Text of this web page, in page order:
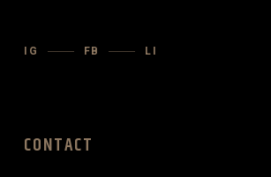
IG FB LI
CONTACT